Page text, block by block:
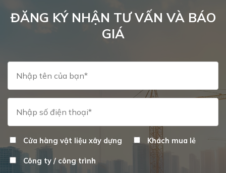
thể
được
trang
ĐĂNG KÝ NHẬN TƯ VẤN VÀ BÁO
GIÁ
Cửa hàng vật liệu xây dựng Khách mua lẻ
Công ty / công trình